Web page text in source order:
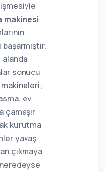
makinesi
alanda
sonucu
ev
çamaşır
kurutma
yavaş
çıkmaya
neredeyse